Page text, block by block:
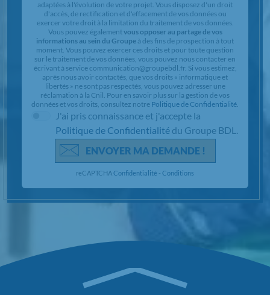
adaptées à l'évolution de votre projet. Vous disposez d'un droit
d'accès, de rectification et d'effacement de vos données ou
exercer votre droit à la limitation du traitement de vos données.
Vous pouvez égalementvous opposer au partage de vos
informations au sein du Groupe à des fins de prospection à tout
moment. Vous pouvez exercer ces droits et pour toute question
sur le traitement de vos données, vous pouvez nous contacter en
écrivant à service communication@groupebdl.fr. Si vous estimez,
après nous avoir contactés, que vos droits « informatique et
libertés » ne sont pas respectés, vous pouvez adresser une
réclamation à la Cnil. Pour en savoir plus sur la gestion de vos
données et vos droits, consultez notre Politique de Confidentialité.
J'ai pris connaissance et j'accepte la
Politique de Confidentialité du Groupe BDL.
ENVOYER MA DEMANDE !
reCAPTCHAConfidentialité - Conditions